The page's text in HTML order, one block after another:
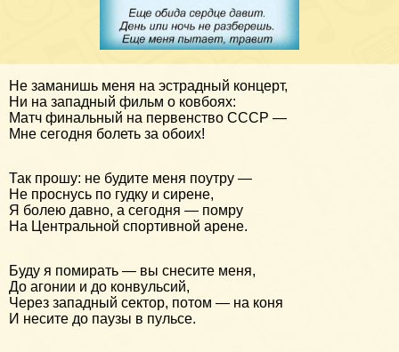
Не заманишь меня на эстрадный концерт,
Ни на западный фильм о ковбоях:
Матч финальный на первенство СССР —
Мне сегодня болеть за обоих!
Так прошу: не будите меня поутру —
Не проснусь по гудку и сирене,
Я болею давно, а сегодня — помру
На Центральной спортивной арене.
Буду я помирать — вы снесите меня,
До агонии и до конвульсий,
Через западный сектор, потом — на коня
И несите до паузы в пульсе.